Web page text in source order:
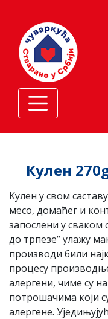
Кулен
Kулен у свом
месо, домаћег и
запослени у
до трпезе” улажу
производи били
процесу
алергени, чиме су
потрошачима који
алергене.